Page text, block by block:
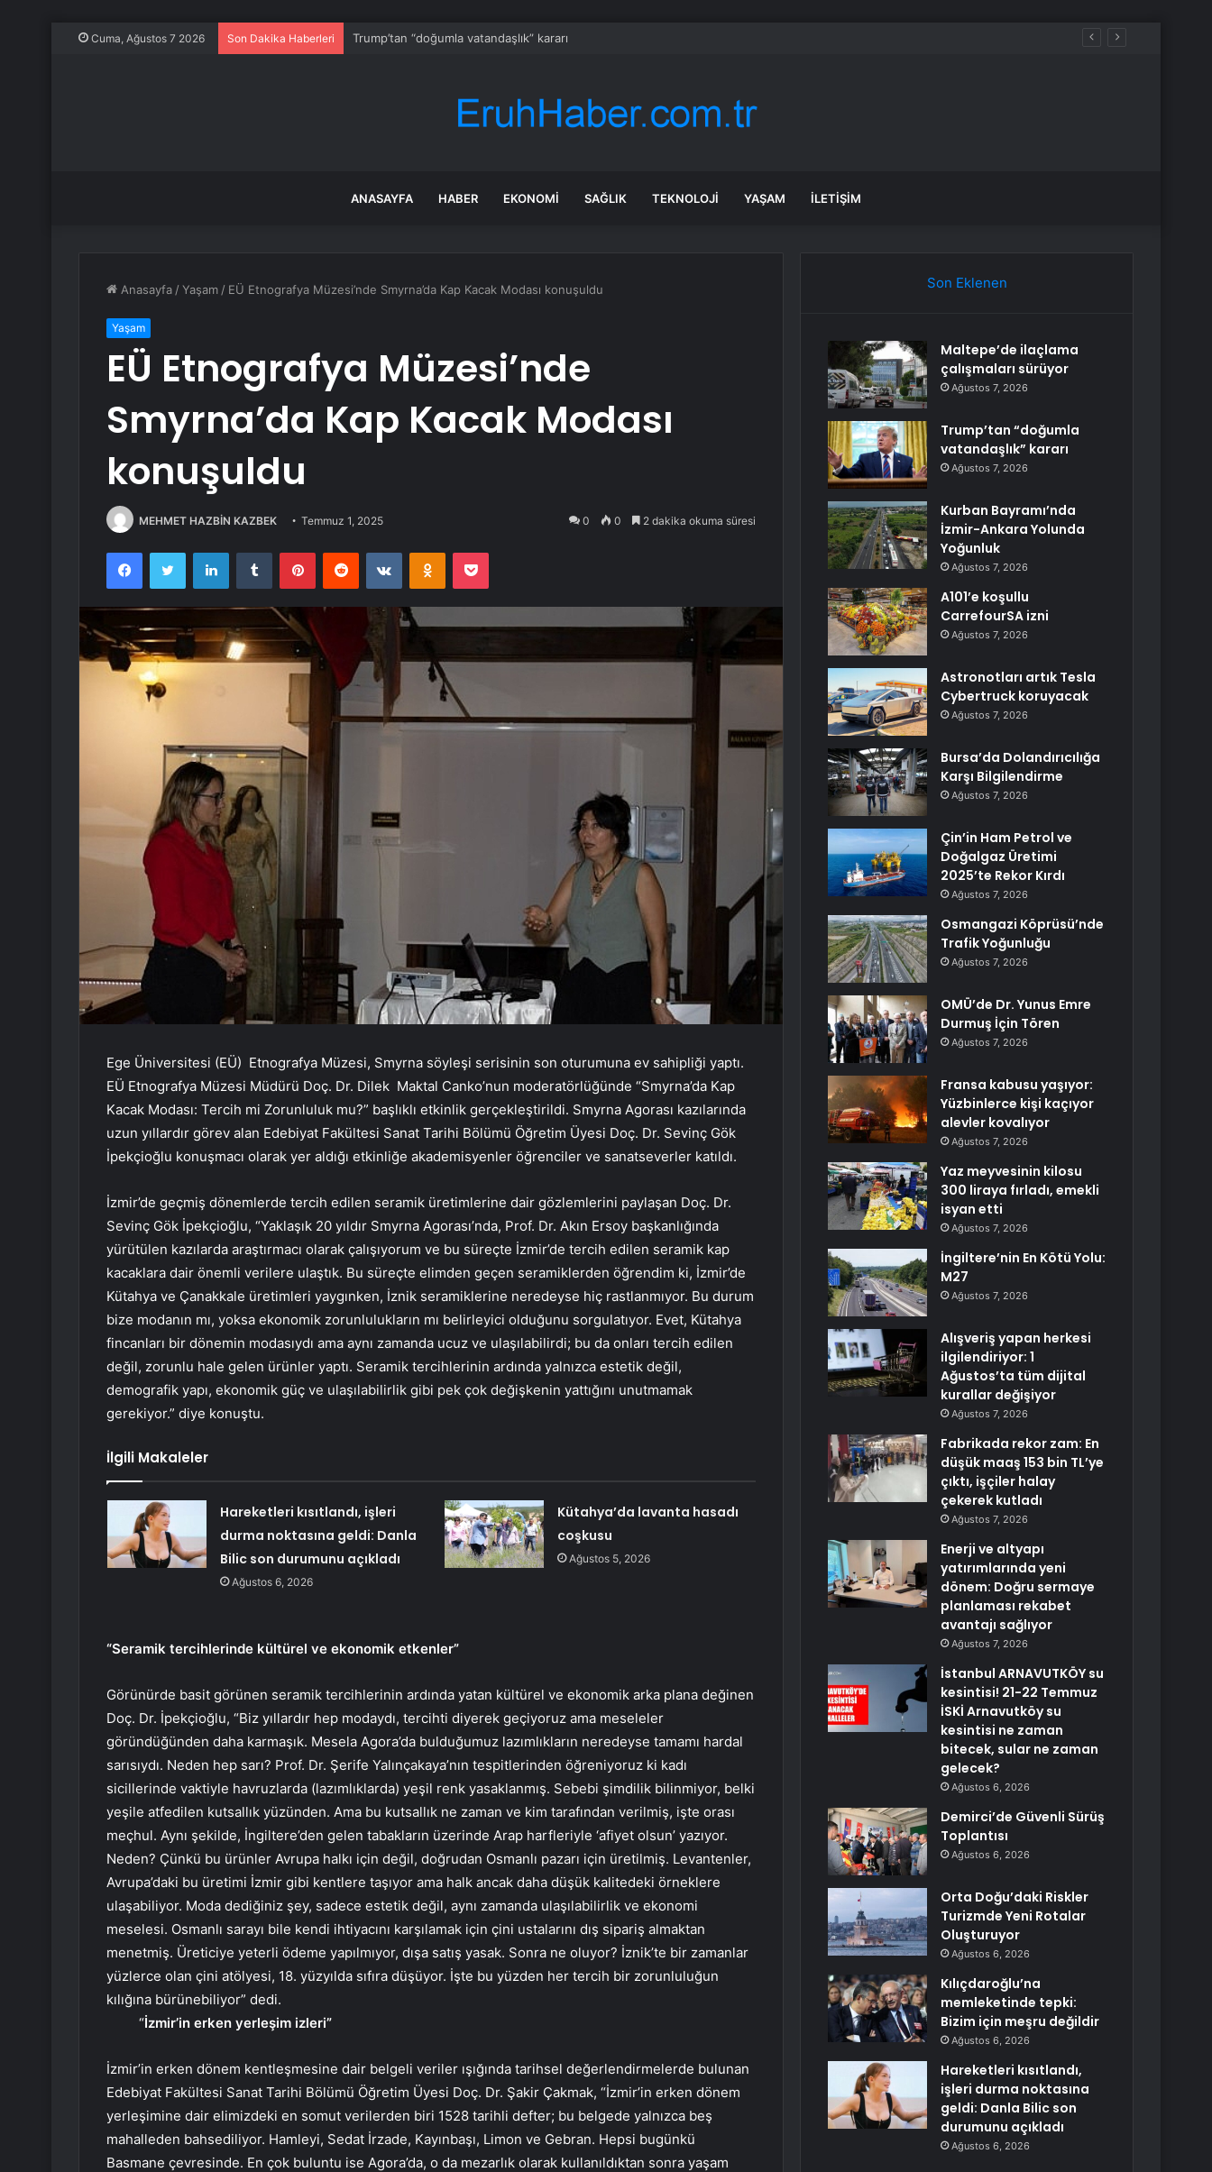
Cuma, Ağustos 7 2026 Son Dakika Haberleri Trump’tan “doğumla vatandaşlık” kararı
ANASAYFA HABER EKONOMI SAĞLIK TEKNOLOJI YAŞAM İLETIŞIM
Anasayfa /Yaşam / EÜ Etnografya Müzesi’nde Smyrna’da Kap Kacak Modası konuşuldu
Yaşam
EÜ Etnografya Müzesi’nde
Smyrna’da Kap Kacak Modası
konuşuldu
MEHMET HAZBİN KAZBEK Temmuz 1, 2025 0 0 2 dakika okuma süresi
FacebookTwitter LinkedInTumblr PinterestReddit VKontakteOdnoklassniki
Pocket
Ege Üniversitesi (EÜ) Etnografya Müzesi, Smyrna söyleşi serisinin son oturumuna ev sahipliği yaptı.
EÜ Etnografya Müzesi Müdürü Doç. Dr. Dilek Maktal Canko’nun moderatörlüğünde “Smyrna’da Kap
Kacak Modası: Tercih mi Zorunluluk mu?” başlıklı etkinlik gerçekleştirildi. Smyrna Agorası kazılarında
uzun yıllardır görev alan Edebiyat Fakültesi Sanat Tarihi Bölümü Öğretim Üyesi Doç. Dr. Sevinç Gök
İpekçioğlu konuşmacı olarak yer aldığı etkinliğe akademisyenler öğrenciler ve sanatseverler katıldı.
İzmir’de geçmiş dönemlerde tercih edilen seramik üretimlerine dair gözlemlerini paylaşan Doç. Dr.
Sevinç Gök İpekçioğlu, “Yaklaşık 20 yıldır Smyrna Agorası’nda, Prof. Dr. Akın Ersoy başkanlığında
yürütülen kazılarda araştırmacı olarak çalışıyorum ve bu süreçte İzmir’de tercih edilen seramik kap
kacaklara dair önemli verilere ulaştık. Bu süreçte elimden geçen seramiklerden öğrendim ki, İzmir’de
Kütahya ve Çanakkale üretimleri yaygınken, İznik seramiklerine neredeyse hiç rastlanmıyor. Bu durum
bize modanın mı, yoksa ekonomik zorunlulukların mı belirleyici olduğunu sorgulatıyor. Evet, Kütahya
fincanları bir dönemin modasıydı ama aynı zamanda ucuz ve ulaşılabilirdi; bu da onları tercih edilen
değil, zorunlu hale gelen ürünler yaptı. Seramik tercihlerinin ardında yalnızca estetik değil,
demografik yapı, ekonomik güç ve ulaşılabilirlik gibi pek çok değişkenin yattığını unutmamak
gerekiyor.” diye konuştu.
İlgili Makaleler
Hareketleri kısıtlandı, işleri
durma noktasına geldi: Danla
Bilic son durumunu açıkladı
Ağustos 6, 2026
Kütahya’da lavanta hasadı
coşkusu
Ağustos 5, 2026
“Seramik tercihlerinde kültürel ve ekonomik etkenler”
Görünürde basit görünen seramik tercihlerinin ardında yatan kültürel ve ekonomik arka plana değinen
Doç. Dr. İpekçioğlu, “Biz yıllardır hep modaydı, tercihti diyerek geçiyoruz ama meseleler
göründüğünden daha karmaşık. Mesela Agora’da bulduğumuz lazımlıkların neredeyse tamamı hardal
sarısıydı. Neden hep sarı? Prof. Dr. Şerife Yalınçakaya’nın tespitlerinden öğreniyoruz ki kadı
sicillerinde vaktiyle havruzlarda (lazımlıklarda) yeşil renk yasaklanmış. Sebebi şimdilik bilinmiyor, belki
yeşile atfedilen kutsallık yüzünden. Ama bu kutsallık ne zaman ve kim tarafından verilmiş, işte orası
meçhul. Aynı şekilde, İngiltere’den gelen tabakların üzerinde Arap harfleriyle ‘afiyet olsun’ yazıyor.
Neden? Çünkü bu ürünler Avrupa halkı için değil, doğrudan Osmanlı pazarı için üretilmiş. Levantenler,
Avrupa’daki bu üretimi İzmir gibi kentlere taşıyor ama halk ancak daha düşük kalitedeki örneklere
ulaşabiliyor. Moda dediğiniz şey, sadece estetik değil, aynı zamanda ulaşılabilirlik ve ekonomi
meselesi. Osmanlı sarayı bile kendi ihtiyacını karşılamak için çini ustalarını dış sipariş almaktan
menetmiş. Üreticiye yeterli ödeme yapılmıyor, dışa satış yasak. Sonra ne oluyor? İznik’te bir zamanlar
yüzlerce olan çini atölyesi, 18. yüzyılda sıfıra düşüyor. İşte bu yüzden her tercih bir zorunluluğun
kılığına bürünebiliyor” dedi.
“İzmir’in erken yerleşim izleri”
İzmir’in erken dönem kentleşmesine dair belgeli veriler ışığında tarihsel değerlendirmelerde bulunan
Edebiyat Fakültesi Sanat Tarihi Bölümü Öğretim Üyesi Doç. Dr. Şakir Çakmak, “İzmir’in erken dönem
yerleşimine dair elimizdeki en somut verilerden biri 1528 tarihli defter; bu belgede yalnızca beş
mahalleden bahsediliyor. Hamleyi, Sedat İrzade, Kayınbaşı, Limon ve Gebran. Hepsi bugünkü
Basmane çevresinde. En çok buluntu ise Agora’da, o da mezarlık olarak kullanıldıktan sonra yaşam
Son Eklenen
Maltepe’de ilaçlama
çalışmaları sürüyor
Ağustos 7, 2026
Trump’tan “doğumla
vatandaşlık” kararı
Ağustos 7, 2026
Kurban Bayramı’nda
İzmir-Ankara Yolunda
Yoğunluk
Ağustos 7, 2026
A101’e koşullu
CarrefourSA izni
Ağustos 7, 2026
Astronotları artık Tesla
Cybertruck koruyacak
Ağustos 7, 2026
Bursa’da Dolandırıcılığa
Karşı Bilgilendirme
Ağustos 7, 2026
Çin’in Ham Petrol ve
Doğalgaz Üretimi
2025’te Rekor Kırdı
Ağustos 7, 2026
Osmangazi Köprüsü’nde
Trafik Yoğunluğu
Ağustos 7, 2026
OMÜ’de Dr. Yunus Emre
Durmuş İçin Tören
Ağustos 7, 2026
Fransa kabusu yaşıyor:
Yüzbinlerce kişi kaçıyor
alevler kovalıyor
Ağustos 7, 2026
Yaz meyvesinin kilosu
300 liraya fırladı, emekli
isyan etti
Ağustos 7, 2026
İngiltere’nin En Kötü Yolu:
M27
Ağustos 7, 2026
Alışveriş yapan herkesi
ilgilendiriyor: 1
Ağustos’ta tüm dijital
kurallar değişiyor
Ağustos 7, 2026
Fabrikada rekor zam: En
düşük maaş 153 bin TL’ye
çıktı, işçiler halay
çekerek kutladı
Ağustos 7, 2026
Enerji ve altyapı
yatırımlarında yeni
dönem: Doğru sermaye
planlaması rekabet
avantajı sağlıyor
Ağustos 7, 2026
İstanbul ARNAVUTKÖY su
kesintisi! 21-22 Temmuz
İSKİ Arnavutköy su
kesintisi ne zaman
bitecek, sular ne zaman
gelecek?
Ağustos 6, 2026
Demirci’de Güvenli Sürüş
Toplantısı
Ağustos 6, 2026
Orta Doğu’daki Riskler
Turizmde Yeni Rotalar
Oluşturuyor
Ağustos 6, 2026
Kılıçdaroğlu’na
memleketinde tepki:
Bizim için meşru değildir
Ağustos 6, 2026
Hareketleri kısıtlandı,
işleri durma noktasına
geldi: Danla Bilic son
durumunu açıkladı
Ağustos 6, 2026